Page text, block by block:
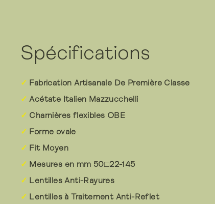
Spécifications
Fabrication Artisanale De Première Classe
Acétate Italien Mazzucchelli
Charnières flexibles OBE
Forme ovale
Fit Moyen
Mesures en mm 50□22-145
Lentilles Anti-Rayures
Lentilles à Traitement Anti-Reflet